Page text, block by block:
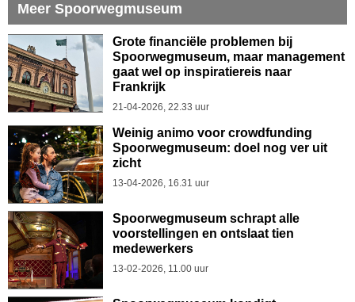
Meer Spoorwegmuseum
Grote financiële problemen bij
Spoorwegmuseum, maar management
gaat wel op inspiratiereis naar
Frankrijk
21-04-2026, 22.33 uur
Weinig animo voor crowdfunding
Spoorwegmuseum: doel nog ver uit
zicht
13-04-2026, 16.31 uur
Spoorwegmuseum schrapt alle
voorstellingen en ontslaat tien
medewerkers
13-02-2026, 11.00 uur